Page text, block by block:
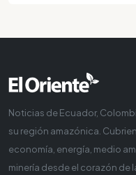
Noticias de Ecuador,
su región amazónica.
economía, energía, medio
minería desde el corazón de